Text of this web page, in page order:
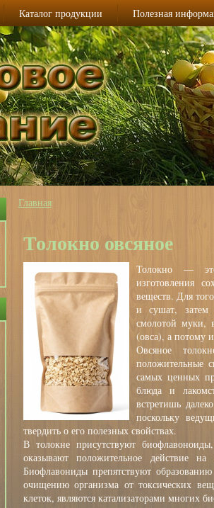
Каталог продукции Полезная
Вы здесь
Главная
Толокно овсяное
Толокно —
изготовления
веществ. Для
и сушат,
смолотой муки,
(овса), а потому
Овсяное
положительные
самых ценных
блюда и
встретишь
поскольку
твердить о его полезных свойствах.
В толокне присутствуют
оказывают положительное действие
Биофлавониды препятствуют
очищению организма от токсических
клеток, являются катализаторами многих